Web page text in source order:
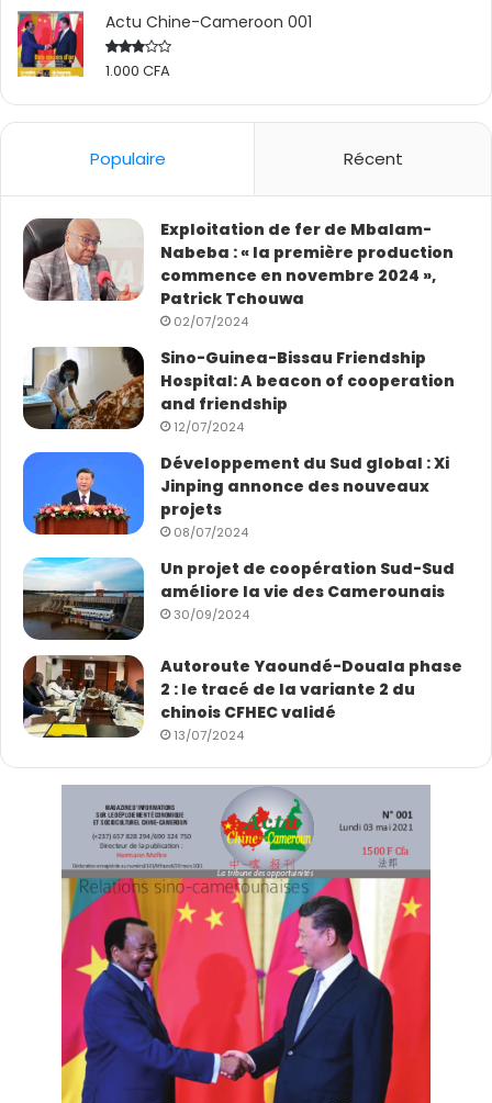
Actu Chine-Cameroon 001
Rated
1.000 CFA
Populaire Récent
Exploitation de fer de Mbalam-
Nabeba : « la première production
commence en novembre 2024 »,
Patrick Tchouwa
02/07/2024
Sino-Guinea-Bissau Friendship
Hospital: A beacon of cooperation
and friendship
12/07/2024
Développement du Sud global : Xi
Jinping annonce des nouveaux
projets
08/07/2024
Un projet de coopération Sud-Sud
améliore la vie des Camerounais
30/09/2024
Autoroute Yaoundé-Douala phase
2 : le tracé de la variante 2 du
chinois CFHEC validé
13/07/2024